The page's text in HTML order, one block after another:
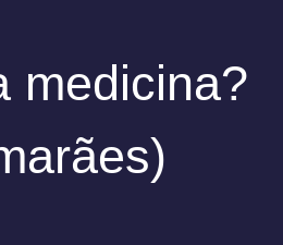
medicina?